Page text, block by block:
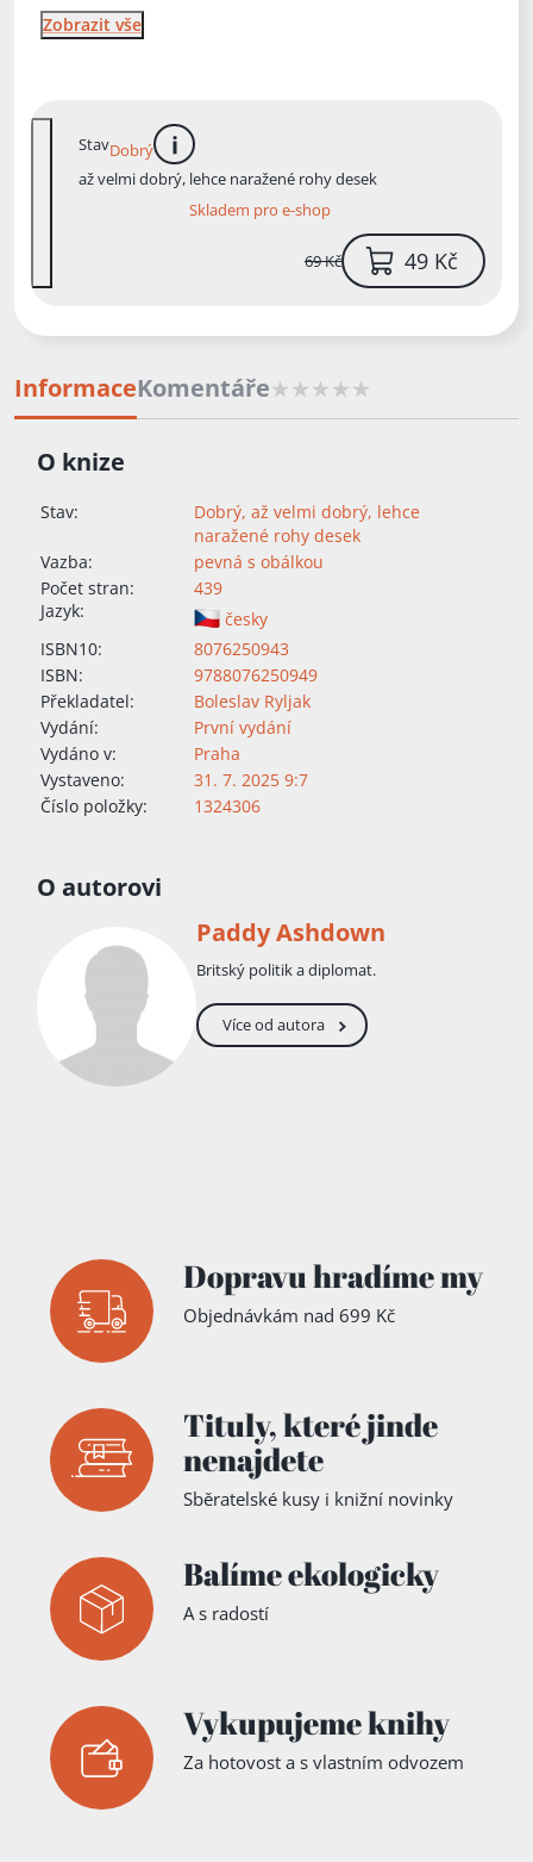
Zobrazit vše
StavDobrý
více informací
až velmi dobrý, lehce naražené rohy desek
Skladem pro e-shop
69 Kč 49 Kč
InformaceKomentáře
O knize
Stav:
Dobrý, až velmi dobrý, lehce
naražené rohy desek
Vazba:
pevná s obálkou
Počet stran:
439
Jazyk:
česky
ISBN10:
8076250943
ISBN:
9788076250949
Překladatel:
Boleslav Ryljak
Vydání:
První vydání
Vydáno v:
Praha
Vystaveno:
31. 7. 2025 9:7
Číslo položky:
1324306
O autorovi
Paddy Ashdown
Britský politik a diplomat.
Více od autora
Dopravu hradíme my
Objednávkám nad 699 Kč
Tituly,které jinde
nenajdete
Sběratelské kusy i knižní novinky
Balíme ekologicky
A s radostí
Vykupujeme knihy
Za hotovost a s vlastním odvozem